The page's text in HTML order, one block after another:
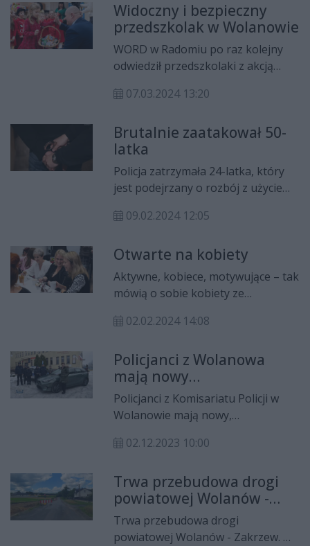
planowanych inwestycjach w
gminie, rozwoju transportu
publicznego, modernizacji
placówek oświatowych oraz
promocji lokalnych produktów
spożywczych. Wójt podsumowała
zrealizowane w pierwszej połowie
2025 roku i zdradziła, które
wśród mieszkańców.
Widoczny i bezpieczny
przedszkolak w Wolanowie
WORD w Radomiu po raz kolejny
odwiedził przedszkolaki z akcją
bezpieczny". Tym razem o
drogach dowiedziały się dzieci z
Samorządowego Publicznego
Przedszkola w Wolanowie.
07.03.2024 13:20
Brutalnie zaatakował 50-
latka
Policja zatrzymała 24-latka, który
jest podejrzany o rozbój z użyciem
sądu najbliższe trzy miesiące
przestępstwo grozi kara do 20 lat
pozbawienia wolności.
09.02.2024 12:05
Otwarte na kobiety
Aktywne, kobiece, motywujące – tak
mówią o sobie kobiety ze
czwartek, 1 lutego odbyło się
klubu z Wolanowa.
02.02.2024 14:08
Policjanci z Wolanowa
mają nowy
nieoznakowany radiowóz
Policjanci z Komisariatu Policji w
Wolanowie mają nowy,
był możliwy dzięki współpracy
02.12.2023 10:00
Trwa przebudowa drogi
powiatowej Wolanów -
Zakrzew
Trwa przebudowa drogi
powiatowej Wolanów - Zakrzew. Na